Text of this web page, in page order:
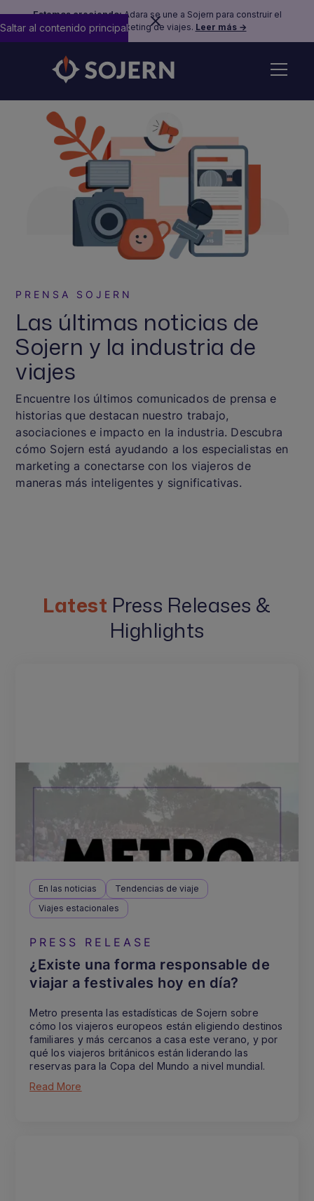
Estamos creciendo:Adara se une a Sojern para construir el
futuro del marketing de viajes. Leer más →
Saltar al contenido principal
PRENSA SOJERN
Las últimas noticias de
Sojern y la industria de
viajes
Encuentre los últimos comunicados de prensa e
historias que destacan nuestro trabajo,
asociaciones e impacto en la industria. Descubra
cómo Sojern está ayudando a los especialistas en
marketing a conectarse con los viajeros de
maneras más inteligentes y significativas.
Latest Press Releases &
Highlights
En las noticias
Tendencias de viaje
Viajes estacionales
PRESS RELEASE
¿Existe una forma responsable de
viajar a festivales hoy en día?
Metro presenta las estadísticas de Sojern sobre
cómo los viajeros europeos están eligiendo destinos
familiares y más cercanos a casa este verano, y por
qué los viajeros británicos están liderando las
reservas para la Copa del Mundo a nivel mundial.
Read More